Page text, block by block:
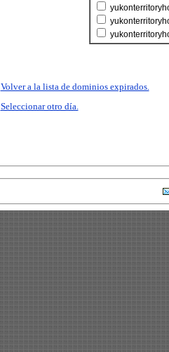
Volver a la lista de dominios expirados.
Seleccionar otro día.